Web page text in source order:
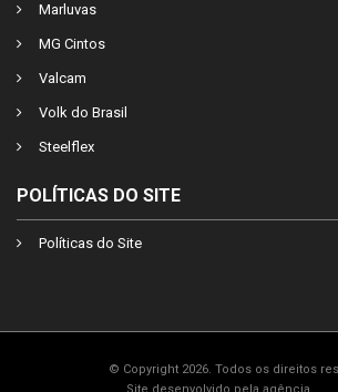
Marluvas
MG Cintos
Valcam
Volk do Brasil
Steelflex
POLÍTICAS DO SITE
Políticas do Site
© Copyright 2026. Todos os direitos